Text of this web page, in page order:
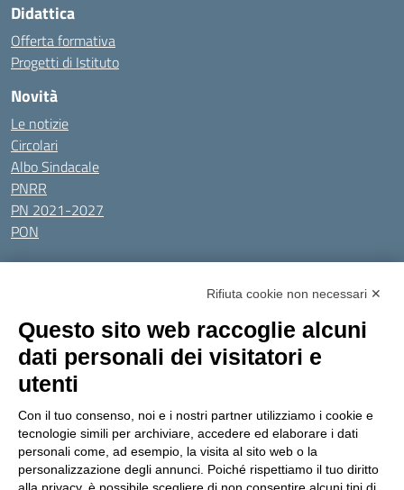
Didattica
Offerta formativa
Progetti di Istituto
Novità
Le notizie
Circolari
Albo Sindacale
PNRR
PN 2021-2027
PON
Tutti gli argomenti
Amministrazione Trasparente
Privacy Policy
Dichiarazione di accessibilitàObiettivi di accessibilità
Seguici su:
Indirizzo:Via Gaetano Donizetti 30, Collegno
Centralino:0114053925 Email: toic8cg002@istruzione.it
Posta elettronica certificata (PEC):toic8cg002@pec.istruzione.it
Rifiuta cookie non necessari ✕
Questo sito web raccoglie alcuni
dati personali dei visitatori e
utenti
Con il tuo consenso, noi e i nostri partner utilizziamo i cookie e
tecnologie simili per archiviare, accedere ed elaborare i dati
personali come, ad esempio, la visita al sito web o la
personalizzazione degli annunci. Poiché rispettiamo il tuo diritto